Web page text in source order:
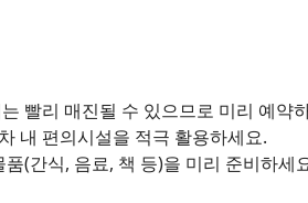
빨리 매진될 수 있으므로 미리 예약
내 편의시설을 적극 활용하세요.
(간식, 음료, 책 등)을 미리 준비하세